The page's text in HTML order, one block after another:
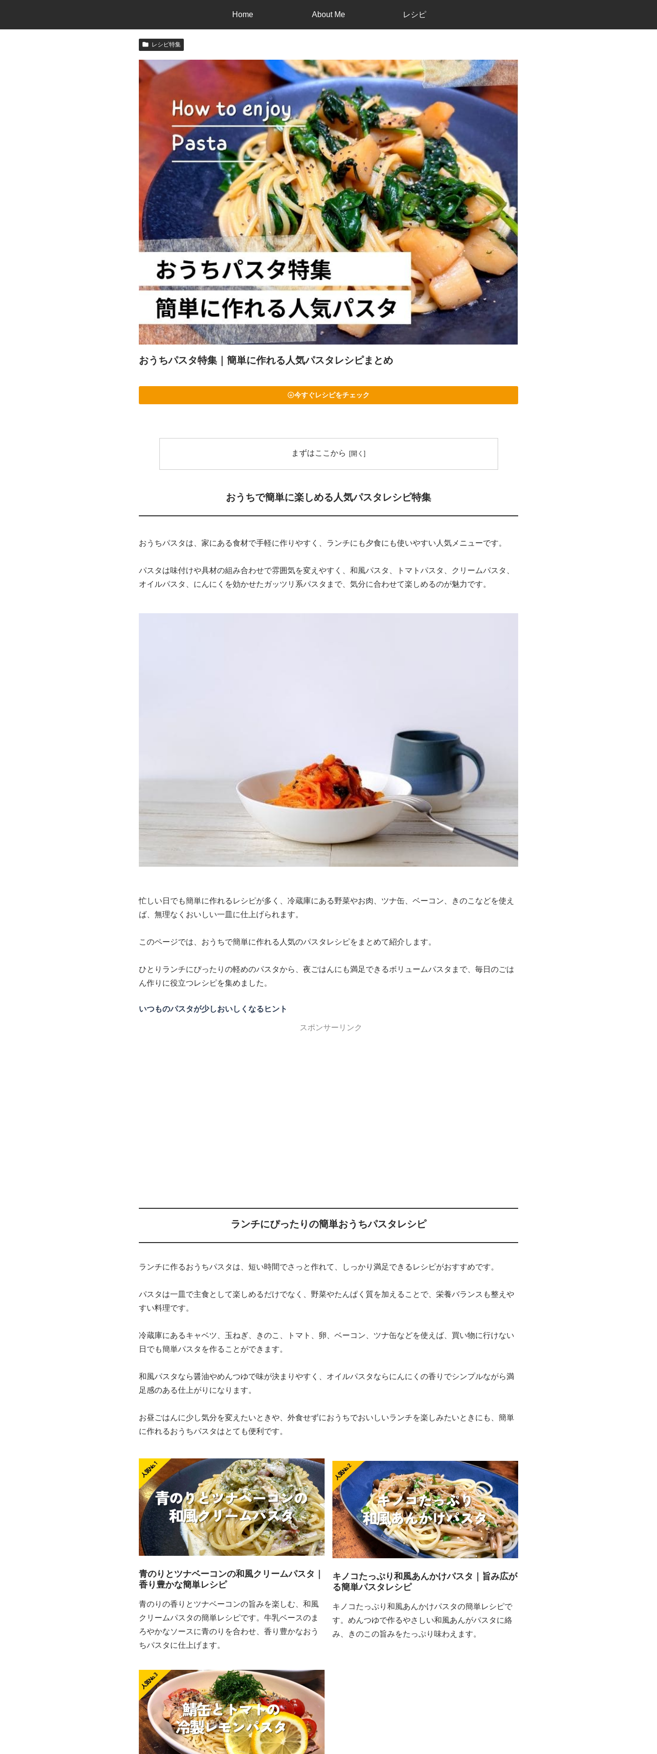
Home About Me レシピ
レシピ特集
おうちパスタ特集｜簡単に作れる人気パスタレシピまとめ
今すぐレシピをチェック
まずはここから
おうちで簡単に楽しめる人気パスタレシピ特集
おうちパスタは、家にある食材で手軽に作りやすく、ランチにも夕食にも使いやすい人気メニューです。
パスタは味付けや具材の組み合わせで雰囲気を変えやすく、和風パスタ、トマトパスタ、クリームパスタ、
オイルパスタ、にんにくを効かせたガッツリ系パスタまで、気分に合わせて楽しめるのが魅力です。
忙しい日でも簡単に作れるレシピが多く、冷蔵庫にある野菜やお肉、ツナ缶、ベーコン、きのこなどを使え
ば、無理なくおいしい一皿に仕上げられます。
このページでは、おうちで簡単に作れる人気のパスタレシピをまとめて紹介します。
ひとりランチにぴったりの軽めのパスタから、夜ごはんにも満足できるボリュームパスタまで、毎日のごは
ん作りに役立つレシピを集めました。
いつものパスタが少しおいしくなるヒント
スポンサーリンク
ランチにぴったりの簡単おうちパスタレシピ
ランチに作るおうちパスタは、短い時間でさっと作れて、しっかり満足できるレシピがおすすめです。
パスタは一皿で主食として楽しめるだけでなく、野菜やたんぱく質を加えることで、栄養バランスも整えや
すい料理です。
冷蔵庫にあるキャベツ、玉ねぎ、きのこ、トマト、卵、ベーコン、ツナ缶などを使えば、買い物に行けない
日でも簡単パスタを作ることができます。
和風パスタなら醤油やめんつゆで味が決まりやすく、オイルパスタならにんにくの香りでシンプルながら満
足感のある仕上がりになります。
お昼ごはんに少し気分を変えたいときや、外食せずにおうちでおいしいランチを楽しみたいときにも、簡単
に作れるおうちパスタはとても便利です。
青のりとツナベーコンの和風クリームパスタ｜
香り豊かな簡単レシピ
青のりの香りとツナベーコンの旨みを楽しむ、和風
クリームパスタの簡単レシピです。牛乳ベースのま
ろやかなソースに青のりを合わせ、香り豊かなおう
ちパスタに仕上げます。
キノコたっぷり和風あんかけパスタ｜旨み広が
る簡単パスタレシピ
キノコたっぷり和風あんかけパスタの簡単レシピで
す。めんつゆで作るやさしい和風あんがパスタに絡
み、きのこの旨みをたっぷり味わえます。